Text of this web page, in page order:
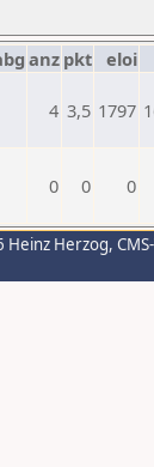
anz pkt eloi
4 3,5 1797
0 0 0
Heinz Herzog,